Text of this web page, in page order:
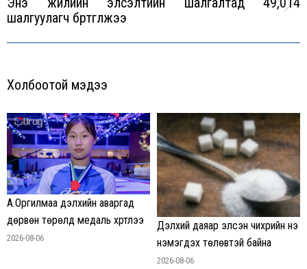
Next
шалгуулагч бүртгүүлжээ
Холбоотой мэдээ
А.Оргилмаа дэлхийн аваргад
дөрвөн төрөлд медаль хүртлээ
2026-08-06
Дэлхий даяар элсэн чихрийн үнэ
нэмэгдэх төлөвтэй байна
2026-08-06